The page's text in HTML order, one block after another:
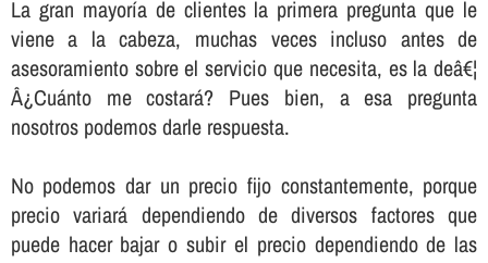
La gran mayorí­a de clientes la primera pregunta que le
viene a la cabeza, muchas veces incluso antes de
asesoramiento sobre el servicio que necesita, es la deâ€¦
Â¿Cuánto me costará? Pues bien, a esa pregunta
nosotros podemos darle respuesta.
No podemos dar un precio fijo constantemente, porque
precio variará dependiendo de diversos factores que
puede hacer bajar o subir el precio dependiendo de las